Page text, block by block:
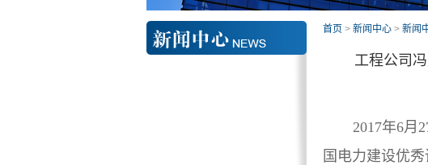
首页 > 新闻中心 > 新闻
工程公司
2017年6月
国电力建设优